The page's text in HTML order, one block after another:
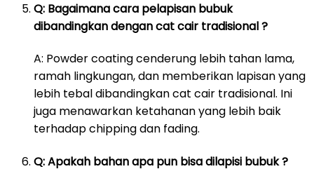
Q: Bagaimana cara pelapisan bubuk
dibandingkan dengan cat cair tradisional ?
A: Powder coating cenderung lebih tahan lama,
ramah lingkungan, dan memberikan lapisan yang
lebih tebal dibandingkan cat cair tradisional. Ini
juga menawarkan ketahanan yang lebih baik
terhadap chipping dan fading.
Q: Apakah bahan apa pun bisa dilapisi bubuk ?